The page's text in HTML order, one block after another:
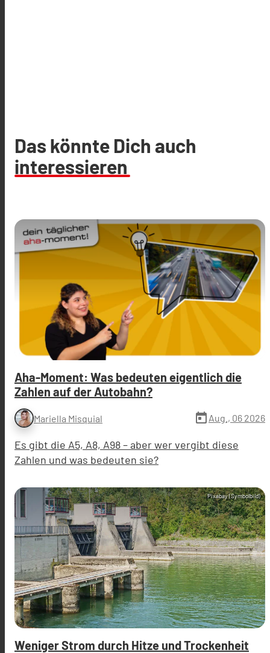
Das könnte Dich auch
interessieren
Aha-Moment: Was bedeuten eigentlich die
Zahlen auf der Autobahn?
Mariella Misquial today Aug., 06 2026
Es gibt die A5, A8, A98 – aber wer vergibt diese
Zahlen und was bedeuten sie?
Pixabay (Symbolbild)
Weniger Strom durch Hitze und Trockenheit